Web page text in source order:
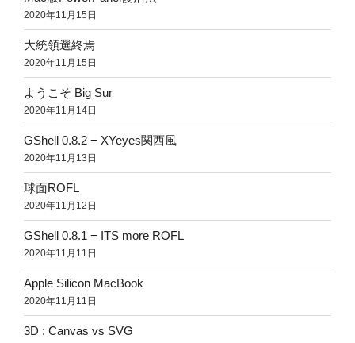
2020年11月15日
大統領選終焉
2020年11月15日
ようこそ Big Sur
2020年11月14日
GShell 0.8.2 − XYeyes関西風
2020年11月13日
球面ROFL
2020年11月12日
GShell 0.8.1 − ITS more ROFL
2020年11月11日
Apple Silicon MacBook
2020年11月11日
3D : Canvas vs SVG